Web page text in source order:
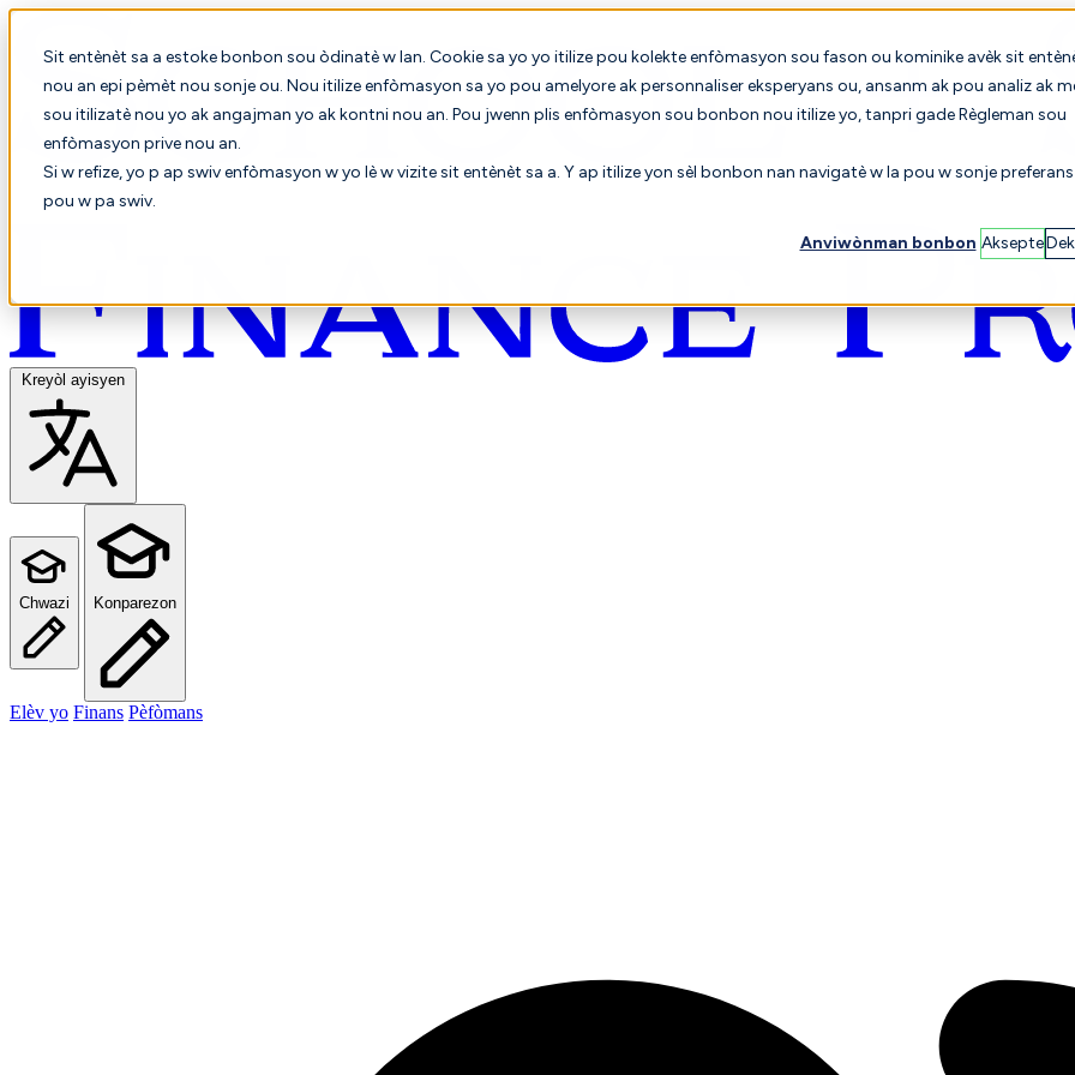
Sit entènèt sa a estoke bonbon sou òdinatè w lan. Cookie sa yo yo itilize pou kolekte enfòmasyon sou fason ou kominike avèk sit
nou an epi pèmèt nou sonje ou. Nou itilize enfòmasyon sa yo pou amelyore ak personnaliser eksperyans ou, ansanm ak pou analiz ak
sou itilizatè nou yo ak angajman yo ak kontni nou an. Pou jwenn plis enfòmasyon sou bonbon nou itilize yo, tanpri gade Règleman sou
enfòmasyon prive nou an.
Si w refize, yo p ap swiv enfòmasyon w yo lè w vizite sit entènèt sa a. Y ap itilize yon sèl bonbon nan navigatè w la pou w sonje
pou w pa swiv.
Anviwònman bonbon Aksepte
Kreyòl ayisyen
Chwazi Konparezon
Elèv yo Finans Pèfòmans